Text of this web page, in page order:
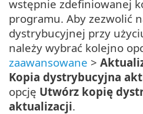
wstępnie zdefiniowanej
programu. Aby zezwolić
dystrybucyjnej przy
należy wybrać kolejno
zaawansowane >
Kopia dystrybucyjna
opcję Utwórz kopię
aktualizacji.